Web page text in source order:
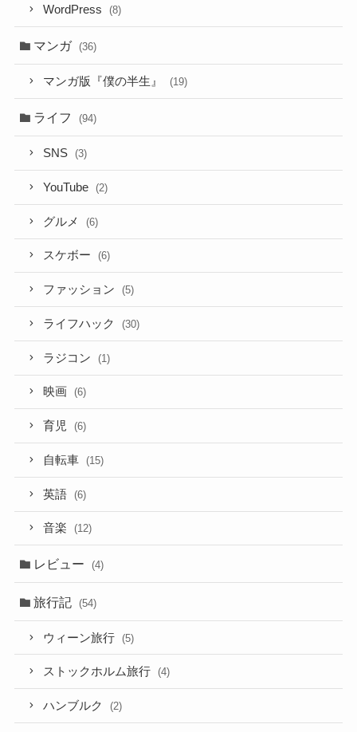
WordPress (8)
マンガ (36)
マンガ版『僕の半生』 (19)
ライフ (94)
SNS (3)
YouTube (2)
グルメ (6)
スケボー (6)
ファッション (5)
ライフハック (30)
ラジコン (1)
映画 (6)
育児 (6)
自転車 (15)
英語 (6)
音楽 (12)
レビュー (4)
旅行記 (54)
ウィーン旅行 (5)
ストックホルム旅行 (4)
ハンブルク (2)